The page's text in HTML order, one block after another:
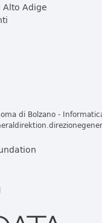
Adige
di Bolzano -